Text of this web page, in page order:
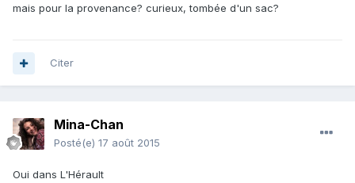
mais pour la provenance? curieux, tombée d'un sac?
Citer
Mina-Chan
Posté(e) 17 août 2015
Oui dans L'Hérault